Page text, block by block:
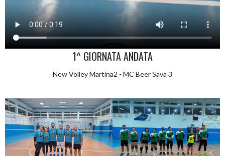
1^ GIORNATA ANDATA
New Volley Martina2 - MC Beer Sava 3